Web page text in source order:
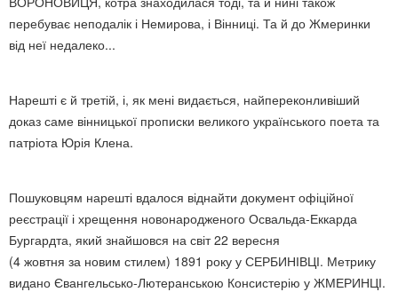
перебуває неподалік і Немирова, і Вінниці. Та й до Жмеринки
від неї недалеко...
Нарешті є й третій, і, як мені видається, найпереконливіший
доказ саме вінницької прописки великого українського поета та
патріота Юрія Клена.
Пошуковцям нарешті вдалося віднайти документ офіційної
реєстрації і хрещення новонародженого Освальда-Еккарда
Бургардта, який знайшовся на світ 22 вересня
(4 жовтня за новим стилем) 1891 року у СЕРБИНІВЦІ. Метрику
видано Євангельсько-Лютеранською Консистерію у ЖМЕРИНЦІ.